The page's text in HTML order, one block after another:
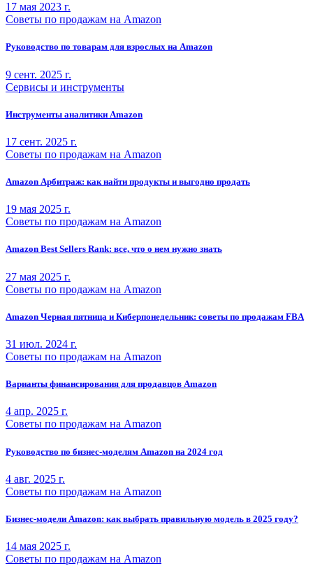
17 мая 2023 г.
Советы по продажам на Amazon
Руководство по товарам для взрослых на Amazon
9 сент. 2025 г.
Сервисы и инструменты
Инструменты аналитики Amazon
17 сент. 2025 г.
Советы по продажам на Amazon
Amazon Арбитраж: как найти продукты и выгодно продать
19 мая 2025 г.
Советы по продажам на Amazon
Amazon Best Sellers Rank: все, что о нем нужно знать
27 мая 2025 г.
Советы по продажам на Amazon
Amazon Черная пятница и Киберпонедельник: советы по продажам FBA
31 июл. 2024 г.
Советы по продажам на Amazon
Варианты финансирования для продавцов Amazon
4 апр. 2025 г.
Советы по продажам на Amazon
Руководство по бизнес-моделям Amazon на 2024 год
4 авг. 2025 г.
Советы по продажам на Amazon
Бизнес-модели Amazon: как выбрать правильную модель в 2025 году?
14 мая 2025 г.
Советы по продажам на Amazon